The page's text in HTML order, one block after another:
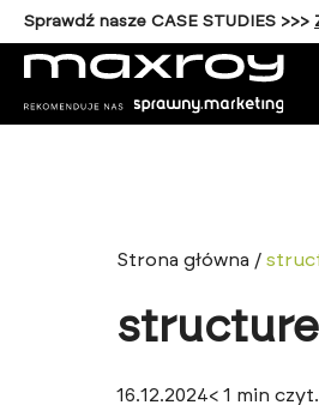
Sprawdź nasze CASE STUDIES >>>
Strona główna /
16.12.2024< 1 min czyt.